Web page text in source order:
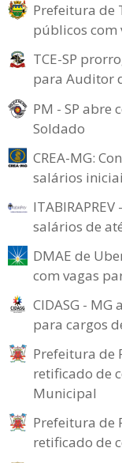
Prefeitura de
públicos com
TCE-SP
para Auditor
PM - SP abre
Soldado
CREA-MG:
salários
salários de
DMAE de
com vagas
CIDASG -
para cargos
Prefeitura de
retificado de
Municipal
Prefeitura de
retificado de